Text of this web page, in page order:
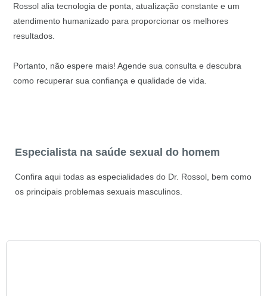
Rossol alia tecnologia de ponta, atualização constante e um
atendimento humanizado para proporcionar os melhores
resultados.
Portanto, não espere mais! Agende sua consulta e descubra
como recuperar sua confiança e qualidade de vida.
Especialista na saúde sexual do homem
Confira aqui todas as especialidades do Dr. Rossol, bem como
os principais problemas sexuais masculinos.